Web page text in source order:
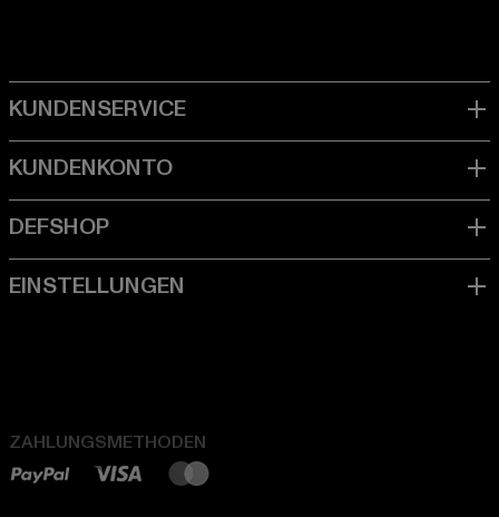
ZAHLUNGSMETHODEN